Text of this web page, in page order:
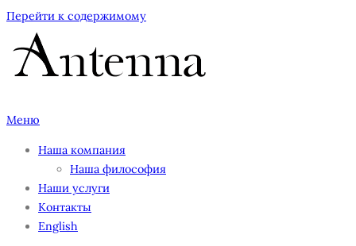
Перейти к содержимому
Меню
Наша компания
Наша философия
Наши услуги
Контакты
English